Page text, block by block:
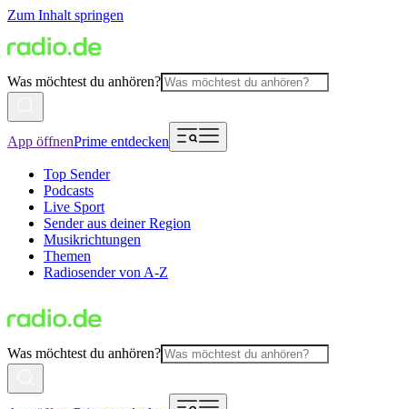
Zum Inhalt springen
Was möchtest du anhören?
App öffnenPrime entdecken
Top Sender
Podcasts
Live Sport
Sender aus deiner Region
Musikrichtungen
Themen
Radiosender von A-Z
Was möchtest du anhören?